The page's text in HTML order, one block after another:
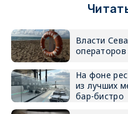
Власти
операторов
На фоне
из лучших
бар-бистро